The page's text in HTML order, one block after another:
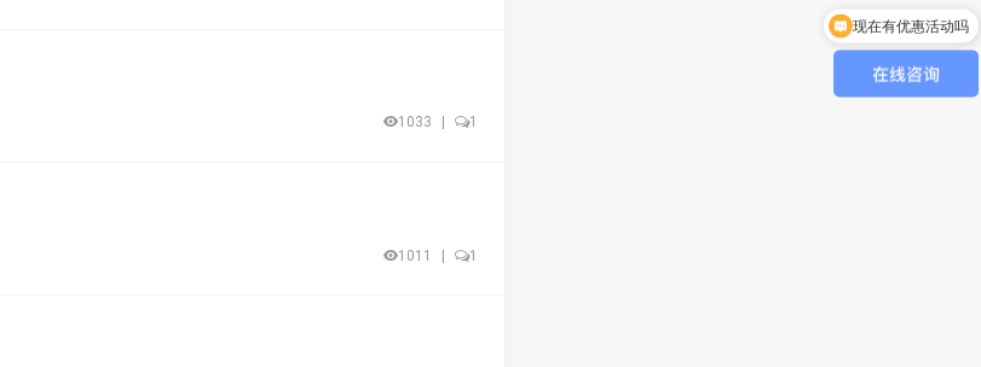
1033 1
1011 | 1
现在有优惠活动吗